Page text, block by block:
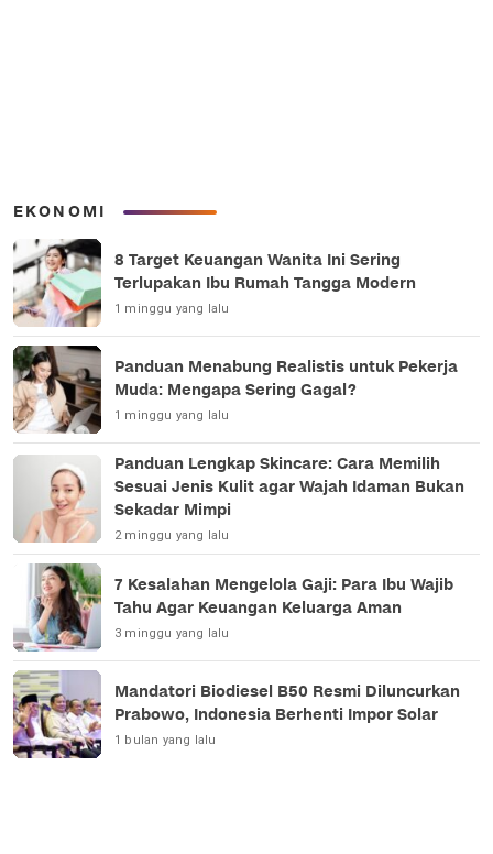
EKONOMI
8 Target Keuangan Wanita Ini Sering
Terlupakan Ibu Rumah Tangga Modern
1 minggu yang lalu
Panduan Menabung Realistis untuk Pekerja
Muda: Mengapa Sering Gagal?
1 minggu yang lalu
Panduan Lengkap Skincare: Cara Memilih
Sesuai Jenis Kulit agar Wajah Idaman Bukan
Sekadar Mimpi
2 minggu yang lalu
7 Kesalahan Mengelola Gaji: Para Ibu Wajib
Tahu Agar Keuangan Keluarga Aman
3 minggu yang lalu
Mandatori Biodiesel B50 Resmi Diluncurkan
Prabowo, Indonesia Berhenti Impor Solar
1 bulan yang lalu